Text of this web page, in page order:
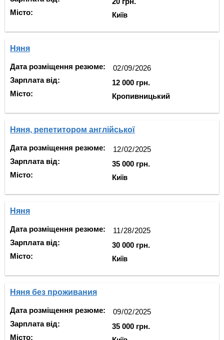
Місто:
Київ
Няня
Дата розміщення резюме:
Зарплата від:
Місто:
12 000 грн.
Кропивницький
Няня, репетитором англійської
Дата розміщення резюме:
Зарплата від:
Місто:
35 000 грн.
Київ
Няня
Дата розміщення резюме:
Зарплата від:
Місто:
30 000 грн.
Київ
Няня без проживания
Дата розміщення резюме:
Зарплата від:
Місто:
35 000 грн.